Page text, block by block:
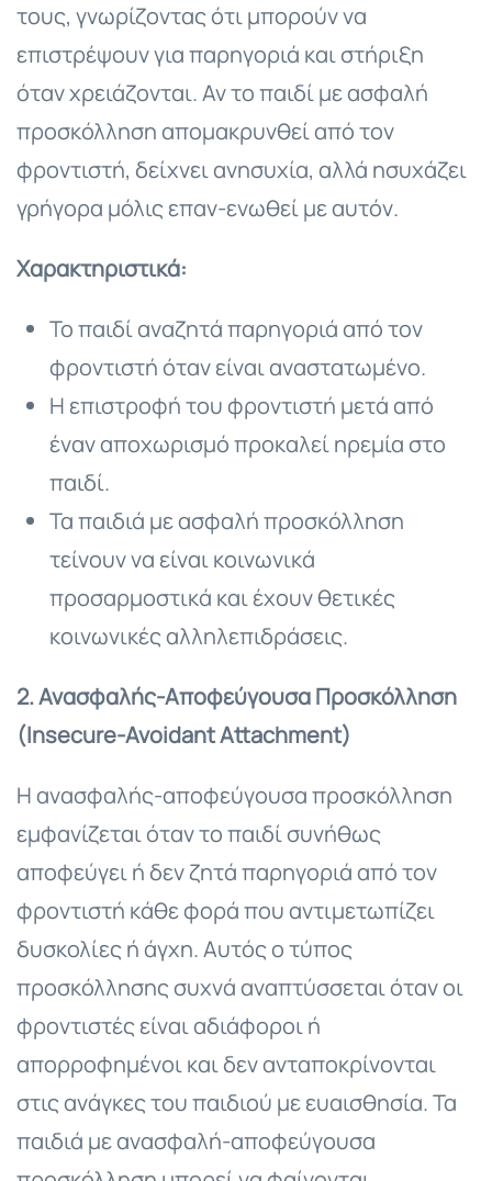
τους, γνωρίζοντας ότι μπορούν να
επιστρέψουν για παρηγοριά και στήριξη
όταν χρειάζονται. Αν το παιδί με ασφαλή
προσκόλληση απομακρυνθεί από τον
φροντιστή, δείχνει ανησυχία, αλλά ησυχάζει
γρήγορα μόλις επαν-ενωθεί με αυτόν.
Χαρακτηριστικά:
Το παιδί αναζητά παρηγοριά από τον
φροντιστή όταν είναι αναστατωμένο.
Η επιστροφή του φροντιστή μετά από
έναν αποχωρισμό προκαλεί ηρεμία στο
παιδί.
Τα παιδιά με ασφαλή προσκόλληση
τείνουν να είναι κοινωνικά
προσαρμοστικά και έχουν θετικές
κοινωνικές αλληλεπιδράσεις.
2. Ανασφαλής-Αποφεύγουσα Προσκόλληση
(Insecure-Avoidant Attachment)
Η ανασφαλής-αποφεύγουσα προσκόλληση
εμφανίζεται όταν το παιδί συνήθως
αποφεύγει ή δεν ζητά παρηγοριά από τον
φροντιστή κάθε φορά που αντιμετωπίζει
δυσκολίες ή άγχη. Αυτός ο τύπος
προσκόλλησης συχνά αναπτύσσεται όταν οι
φροντιστές είναι αδιάφοροι ή
απορροφημένοι και δεν ανταποκρίνονται
στις ανάγκες του παιδιού με ευαισθησία. Τα
παιδιά με ανασφαλή-αποφεύγουσα